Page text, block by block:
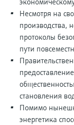
Несмотря на
производства,
протоколы
пути
становления
Помимо
энергетика